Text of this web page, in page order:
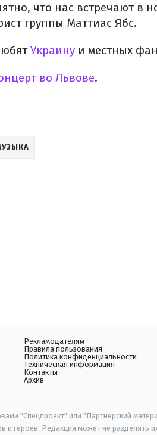
что нас встречают в
группы Маттиас Ябс.
Украину и местных
во Львове.
Рекламодателям
Правила пользования
Политика конфиденциальности
Техническая информация
Контакты
Архив
"Спецпроект" или "Партнерский
героев. Редакция может не разделять